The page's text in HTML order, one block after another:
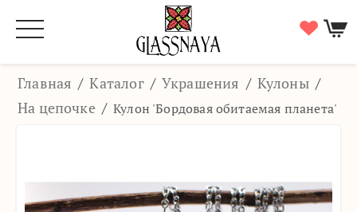
Главная / Каталог / Украшения / Кулоны /
На цепочке / Кулон 'Бордовая обитаемая планета'